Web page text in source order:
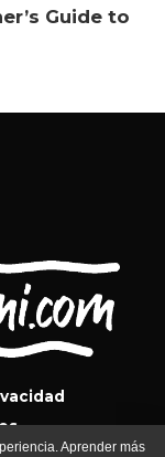
Guide to
Aprender más